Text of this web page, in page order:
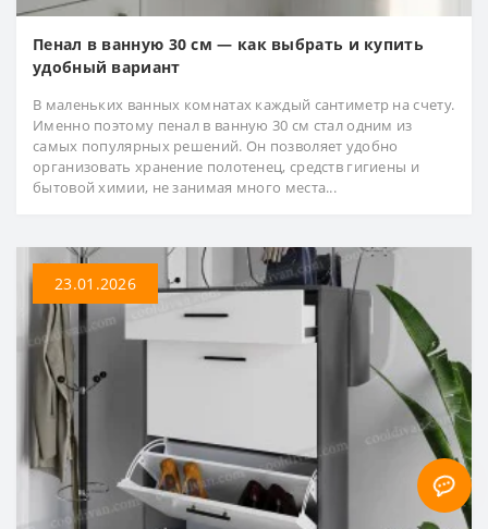
Пенал в ванную 30 см — как выбрать и купить
удобный вариант
В маленьких ванных комнатах каждый сантиметр на счету.
Именно поэтому пенал в ванную 30 см стал одним из
самых популярных решений. Он позволяет удобно
организовать хранение полотенец, средств гигиены и
бытовой химии, не занимая много места...
23.01.2026